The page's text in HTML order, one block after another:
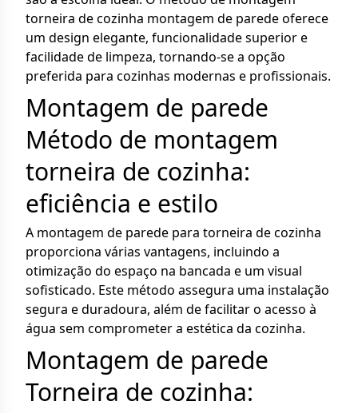
torneira de cozinha montagem de parede oferece
um design elegante, funcionalidade superior e
facilidade de limpeza, tornando-se a opção
preferida para cozinhas modernas e profissionais.
Montagem de parede
Método de montagem
torneira de cozinha:
eficiência e estilo
A montagem de parede para torneira de cozinha
proporciona várias vantagens, incluindo a
otimização do espaço na bancada e um visual
sofisticado. Este método assegura uma instalação
segura e duradoura, além de facilitar o acesso à
água sem comprometer a estética da cozinha.
Montagem de parede
Torneira de cozinha: